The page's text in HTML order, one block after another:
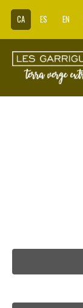
CA ES EN